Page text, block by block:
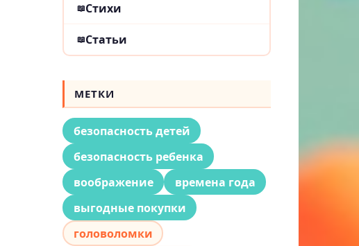
Стихи
Статьи
МЕТКИ
безопасность детей
безопасность ребенка
воображение
времена года
выгодные покупки
головоломки